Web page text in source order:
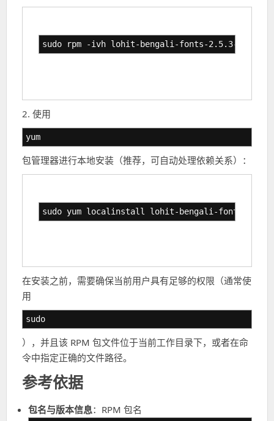
sudo rpm -ivh lohit-bengali-fonts-2.5.3-
2. 使用
yum
包管理器进行本地安装（推荐，可自动处理依赖关系）：
sudo yum localinstall lohit-bengali-fonts-
在安装之前，需要确保当前用户具有足够的权限（通常使
用
sudo
），并且该 RPM 包文件位于当前工作目录下，或者在命
令中指定正确的文件路径。
参考依据
包名与版本信息：RPM 包名